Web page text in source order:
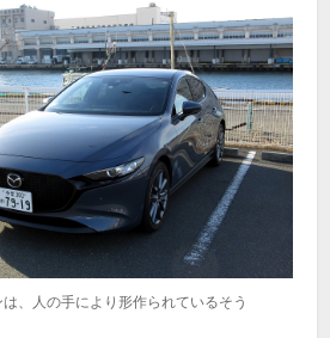
、人の手により形作られているそう